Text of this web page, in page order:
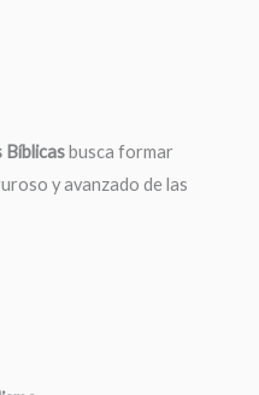
Bíblicasbusca formar
y avanzado de las